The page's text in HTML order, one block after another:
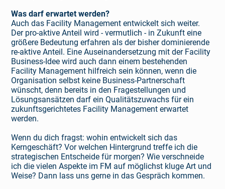
Was darf erwartet werden?
Auch das Facility Management entwickelt sich weiter.
Der pro-aktive Anteil wird - vermutlich - in Zukunft eine
größere Bedeutung erfahren als der bisher dominierende
re-aktive Anteil. Eine Aus­einandersetzung mit der Facility
Business-Idee wird auch dann einem bestehenden
Facility Management hilfreich sein können, wenn die
Organisation selbst keine Business-Partnerschaft
wünscht, denn bereits in den Fragestellungen und
Lösungsansätzen darf ein Qualitätszuwachs für ein
zukunftsgerichtetes Facility Management erwartet
werden.
Wenn du dich fragst: wohin entwickelt sich das
Kerngeschäft? Vor welchen Hintergrund treffe ich die
strategischen Entscheide für morgen? Wie verschneide
ich die vielen Aspekte im FM auf möglichst kluge Art und
Weise? Dann lass uns gerne in das Gespräch kommen.